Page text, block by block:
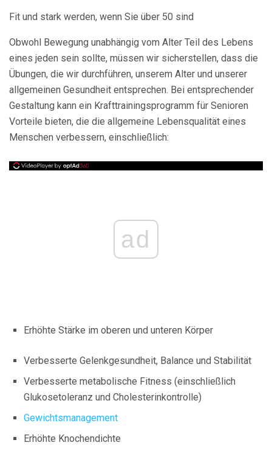
Fit und stark werden, wenn Sie über 50 sind
Obwohl Bewegung unabhängig vom Alter Teil des Lebens
eines jeden sein sollte, müssen wir sicherstellen, dass die
Übungen, die wir durchführen, unserem Alter und unserer
allgemeinen Gesundheit entsprechen. Bei entsprechender
Gestaltung kann ein Krafttrainingsprogramm für Senioren
Vorteile bieten, die die allgemeine Lebensqualität eines
Menschen verbessern, einschließlich:
ad
Erhöhte Stärke im oberen und unteren Körper
Verbesserte Gelenkgesundheit, Balance und Stabilität
Verbesserte metabolische Fitness (einschließlich
Glukosetoleranz und Cholesterinkontrolle)
Gewichtsmanagement
Erhöhte Knochendichte